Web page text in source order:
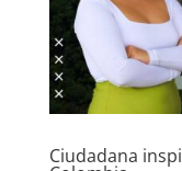
Ciudadana